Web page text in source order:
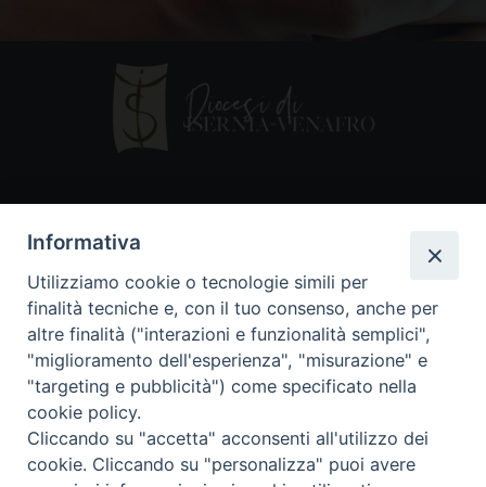
86170 Isernia
086550849
segreteria@diocesiiserniavenafro.it
I nostri social
Copyright © 2018 - Diocesi di Isernia-Venafro (C.F.
Informativa
Utilizziamo cookie o tecnologie simili per
finalità tecniche e, con il tuo consenso, anche per
altre finalità ("interazioni e funzionalità semplici",
"miglioramento dell'esperienza", "misurazione" e
"targeting e pubblicità") come specificato nella
cookie policy.
Cliccando su "accetta" acconsenti all'utilizzo dei
cookie. Cliccando su "personalizza" puoi avere